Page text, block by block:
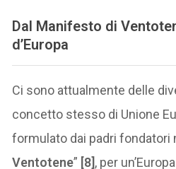
Dal Manifesto di
d’Europa
Ci sono attualmente delle
concetto stesso di Unione
formulato dai padri fondatori
Ventotene” [8], per